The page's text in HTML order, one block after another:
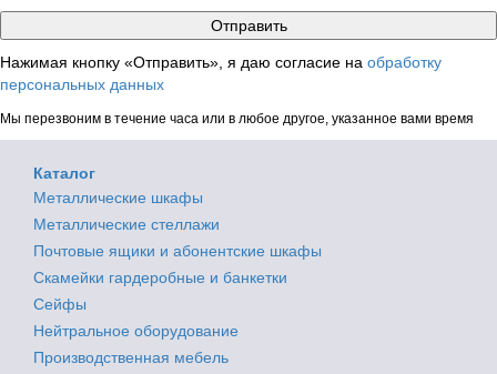
Нажимая кнопку «Отправить», я даю согласие на обработку
персональных данных
Мы перезвоним в течение часа или в любое другое, указанное вами время
Каталог
Металлические шкафы
Металлические стеллажи
Почтовые ящики и абонентские шкафы
Скамейки гардеробные и банкетки
Сейфы
Нейтральное оборудование
Производственная мебель